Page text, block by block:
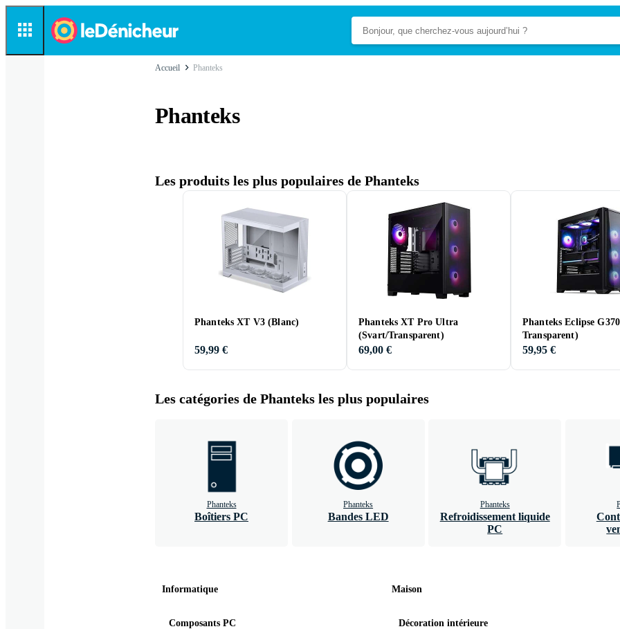
Accueil Phanteks
Phanteks
Les produits les plus populaires de Phanteks
Phanteks XT V3 (Blanc)
59,99 €
Phanteks XT Pro Ultra
(Svart/Transparent)
69,00 €
Phanteks Eclipse
Transparent)
59,95 €
Les catégories de Phanteks les plus populaires
Phanteks
Boîtiers PC
Phanteks
Bandes LED
Phanteks
Refroidissement liquide
PC
Informatique
Composants PC
Maison
Décoration intérieure